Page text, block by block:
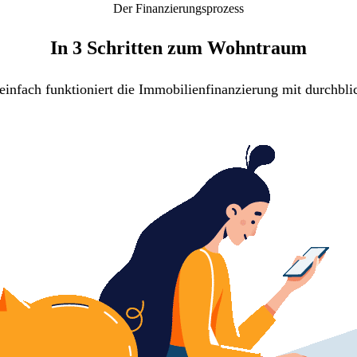
Der Finanzierungsprozess
In 3 Schritten zum Wohntraum
funktioniert die Immobilienfinanzierung mit